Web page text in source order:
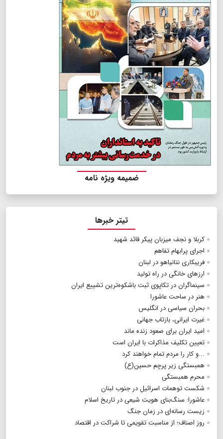
ضمیمه ویژه نامه
تیتر خبرها
کربلا و نجف میزبان پیکر قائد شهید
اجرای پرابهام تفاهم
فریبکاری نتانیاهو در لبنان
ارزهای خانگی در راه تولید
سینماگران در تکاپوی ثبت باشکوه‌ترین تشییع ایران
هنر در ساحت عاشورا
بحران سیاسی در انگلیس
غیرت ایرانی، بازتاب جهانی
امید ایران برای صعود زنده ماند
تعیین تکلیف مذاکرات با ایران است
...و کار را مردم تمام خواهند کرد
همبستگی زیر پرچم حسین(ع)
محرم همبستگی
شکست توهمات اسرائیل در جنوب لبنان
عاشورا: سنگ‌بنای هویت شیعی در تاریخ اسلام
زیست رسانه‌ای در زمان جنگ
روز اصناف؛ از مناسبت تقویمی تا شراکت در اقتصاد